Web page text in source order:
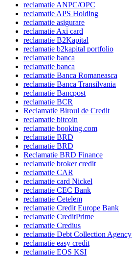
reclamatie ANPC/OPC
reclamatie APS Holding
reclamatie asigurare
reclamatie Axi card
reclamatie B2Kapital
reclamatie b2kapital portfolio
reclamatie banca
reclamatie banca
reclamatie Banca Romaneasca
reclamatie Banca Transilvania
reclamatie Bancpost
reclamatie BCR
Reclamatie Biroul de Credit
reclamatie bitcoin
reclamatie booking.com
reclamatie BRD
reclamatie BRD
Reclamatie BRD Finance
reclamatie broker credit
reclamatie CAR
reclamatie card Nickel
reclamatie CEC Bank
reclamatie Cetelem
reclamatie Credit Europe Bank
reclamatie CreditPrime
reclamatie Credius
reclamatie Debt Collection Agency
reclamatie easy credit
reclamatie EOS KSI